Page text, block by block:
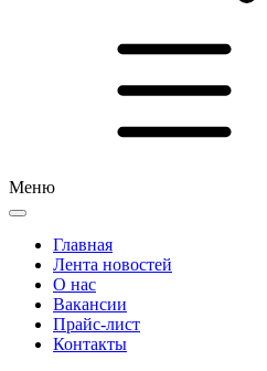
Меню
Главная
Лента новостей
О нас
Вакансии
Прайс-лист
Контакты